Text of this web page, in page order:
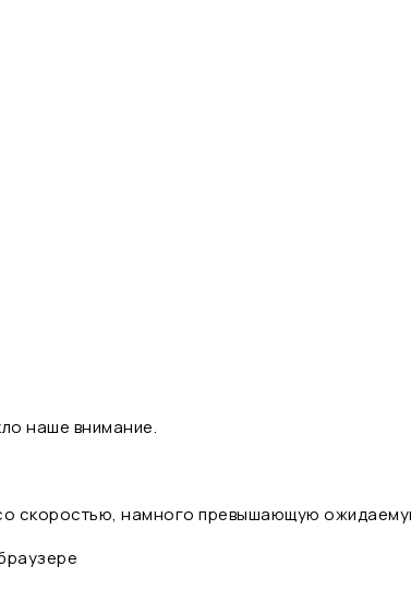
наше внимание.
скоростью, намного превышающую